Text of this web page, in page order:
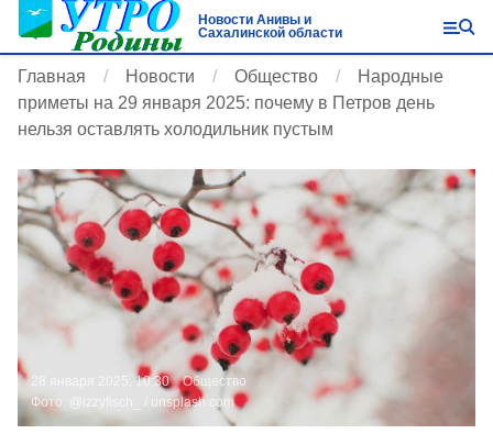
Новости Анивы и
Сахалинской области
Главная Новости Общество
Народные
приметы на 29 января 2025: почему в Петров день
нельзя оставлять холодильник пустым
28 января 2025, 10:30
Общество
Фото:
@izzyfisch_ / unsplash.com